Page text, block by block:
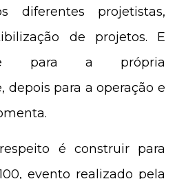
diferentes projetistas,
de projetos. E
para a própria
depois para a operação e
é construir para
evento realizado pela